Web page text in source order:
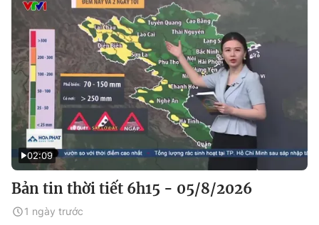
02:09
Bản tin thời tiết 6h15 - 05/8/2026
1 ngày trước